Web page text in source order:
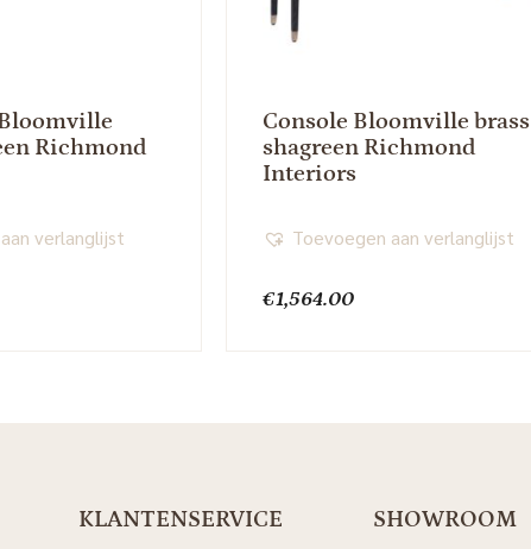
Richmond
verlanglijst
Console Bloomville brass
shagreen Richmond
Interiors
€1,564.00
Toevoegen aan verlanglijst
KLANTENSERVICE SHOWROOM